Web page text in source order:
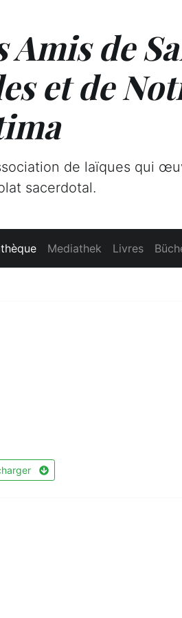
Amis de
et de
de laïques qui
sacerdotal.
Mediathek Livres